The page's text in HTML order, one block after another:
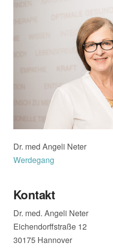
Dr. med Angeli Neter
Werdegang
Kontakt
Dr. med. Angeli Neter
Eichendorffstraße 12
30175 Hannover